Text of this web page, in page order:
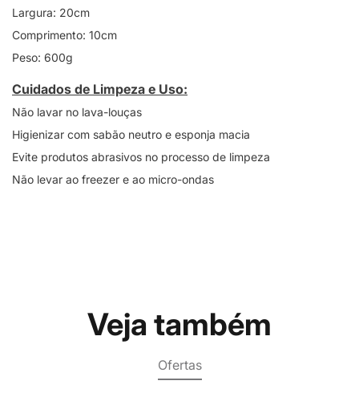
Largura: 20cm
Comprimento: 10cm
Peso: 600g
Cuidados de Limpeza e Uso:
Não lavar no lava-louças
Higienizar com sabão neutro e esponja macia
Evite produtos abrasivos no processo de limpeza
Não levar ao freezer e ao micro-ondas
Veja também
Ofertas